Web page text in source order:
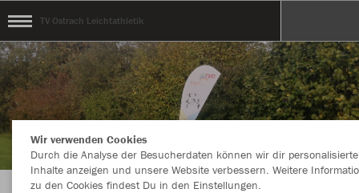
TV Ostrach Leichtathletik
Wir verwenden Cookies
Durch die Analyse der Besucherdaten können wir dir personalisierte
Inhalte anzeigen und unsere Website verbessern. Weitere
zu den Cookies findest Du in den Einstellungen.